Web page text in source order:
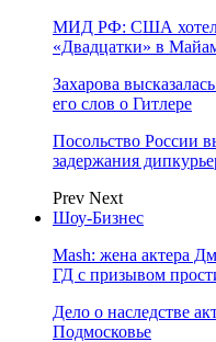
МИД РФ: США хотели
«Двадцатки» в
Захарова
его слов о Гитлере
Посольство России
задержания
Prev Next
Шоу-Бизнес
Mash: жена актера
ГД с призывом
Дело о наследстве
Подмосковье